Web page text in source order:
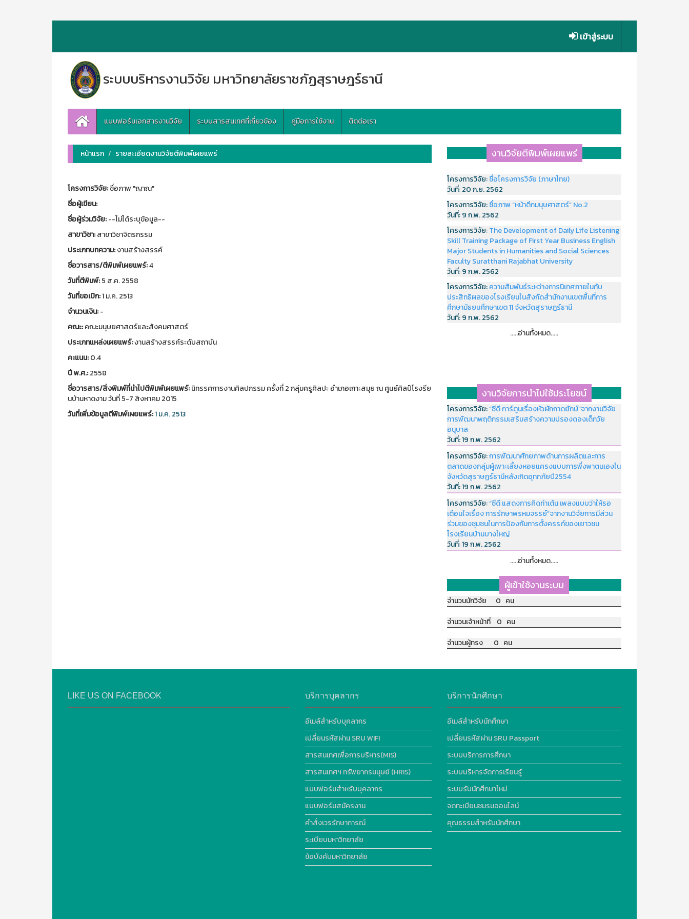
เข้าสู่ระบบ
ระบบบริหารงานวิจัย มหาวิทยาลัยราชภัฏสุราษฎร์ธานี
แบบฟอร์มเอกสารงานวิจัย ระบบสารสนเทศที่เกี่ยวข้อง คู่มือการใช้งาน ติตต่อเรา
หน้าแรก รายละเอียดงานวิจัยตีพิมพ์เผยแพร่
โครงการวิจัย:ชื่อภาพ "ญาณ"
ชื่อผู้เขียน:
ชื่อผู้ร่วมวิจัย:--ไม่ได้ระบุข้อมูล--
สาขาวิชา:สาขาวิชาจิตรกรรม
ประเภทบทความ:งานสร้างสรรค์
ชื่อวารสาร/ตีพิมพ์เผยแพร์:4
วันที่ตีพิมพ์:5 ส.ค. 2558
วันที่ขอเบิก:1 ม.ค. 2513
จำนวนเงิน:-
คณะ:คณะมนุษยศาสตร์และสังคมศาสตร์
ประเภทแหล่งเผยแพร์:งานสร้างสรรค์ระดับสถาบัน
คะแนน:0.4
ปี พ.ศ.:2558
ชื่อวารสาร/สิ่งพิมพ์ที่นำไปตีพิมพ์เผยแพร์:นิทรรศการงานศิลปกรรม ครั้งที่ 2 กลุ่มครูศิลปะ อำเภอเกาะสมุย ณ ศูนย์ศิลป์โรงรีย
นบ้านหาดงาม วันที่ 5-7 สิงหาคม 2015
วันที่เพิ่มข้อมูลตีพิมพ์เผยแพร์:1 ม.ค. 2513
งานวิจัยตีพิมพ์เผยแพร่
โครงการวิจัย:ชื่อโครงการวิจัย (ภาษาไทย)
วันที่:20 ก.ย. 2562
โครงการวิจัย:ชื่อภาพ “หน้าตึกมนุษศาสตร์” No.2
วันที่:9 ก.พ. 2562
โครงการวิจัย:The Development of Daily Life Listening
Skill Training Package of First Year Business English
Major Students in Humanities and Social Sciences
Faculty Suratthani Rajabhat University
วันที่:9 ก.พ. 2562
โครงการวิจัย:ความสัมพันธ์ระหว่างการนิเทศภายในกับ
ประสิทธิผลของโรงเรียนในสังกัดสำนักงานเขตพื้นที่การ
ศึกษามัธยมศึกษาเขต 11 จังหวัดสุราษฎร์ธานี
วันที่:9 ก.พ. 2562
.....อ่านทั้งหมด.....
งานวิจัยการนำไปใช้ประโยชน์
โครงการวิจัย:“ซีดี การ์ตูนเรื่องหัวผักกาดยักษ์”จากงานวิจัย
การพัฒนาพฤติกรรมเสริมสร้างความปรองดองเด็กวัย
อนุบาล
วันที่:19 ก.พ. 2562
โครงการวิจัย:การพัฒนาศักยภาพด้านการผลิตและการ
ตลาดของกลุ่มผู้เพาะเลี้ยงหอยแครงแบบการพึ่งพาตนเองใน
จังหวัดสุราษฏร์ธานีหลังเกิดอุทกภัยปี2554
วันที่:19 ก.พ. 2562
โครงการวิจัย:“ซีดี แสดงการคิดท่าเต้น เพลงแบบว่าให้รอ
เตือนใจเรื่อง การรักษาพรหมจรรย์”จากงานวิจัยการมีส่วน
ร่วมของชุมชนในการป้องกันการตั้งครรภ์ของเยาวชน
โรงเรียนบ้านบางใหญ่
วันที่:19 ก.พ. 2562
.....อ่านทั้งหมด.....
ผู้เข้าใช้งานระบบ
จำนวนนักวิจัย 0 คน
จำนวนเจ้าหน้าที่ 0 คน
จำนวนผู้ทรง 0 คน
LIKE US ON FACEBOOK บริการบุคลากร
อีเมล์สำหรับบุคลากร
เปลี่ยนรหัสผ่าน SRU WIFI
สารสนเทศเพื่อการบริหาร(MIS)
สารสนเทศฯ ทรัพยากรมนุษย์ (HRIS)
แบบฟอร์มสำหรับบุคลากร
แบบฟอร์มสมัครงาน
คำสั่งเวรรักษาการณ์
ระเบียบมหาวิทยาลัย
ข้อบังคับมหาวิทยาลัย
บริการนักศึกษา
อีเมล์สำหรับนักศึกษา
เปลี่ยนรหัสผ่าน SRU Passport
ระบบบริการการศึกษา
ระบบบริหารจัดการเรียนรู้
ระบบรับนักศึกษาใหม่
จดทะเบียนชมรมออนไลน์
คุณธรรมสำหรับนักศึกษา